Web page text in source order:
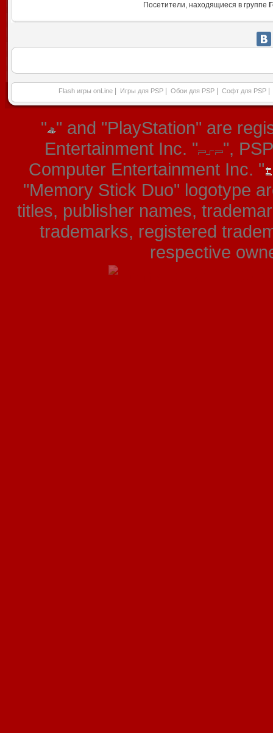
Посетители, находящиеся в группе
Flash игры onLine Игры для PSP Обои для PSP Софт для PSP
" " and "PlayStation" are
Entertainment Inc. "
",
Computer Entertainment Inc. "
"Memory Stick Duo" logotype
titles, publisher names,
trademarks, registered
respective